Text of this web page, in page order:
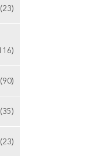
(23)
(116)
(90)
(35)
(23)